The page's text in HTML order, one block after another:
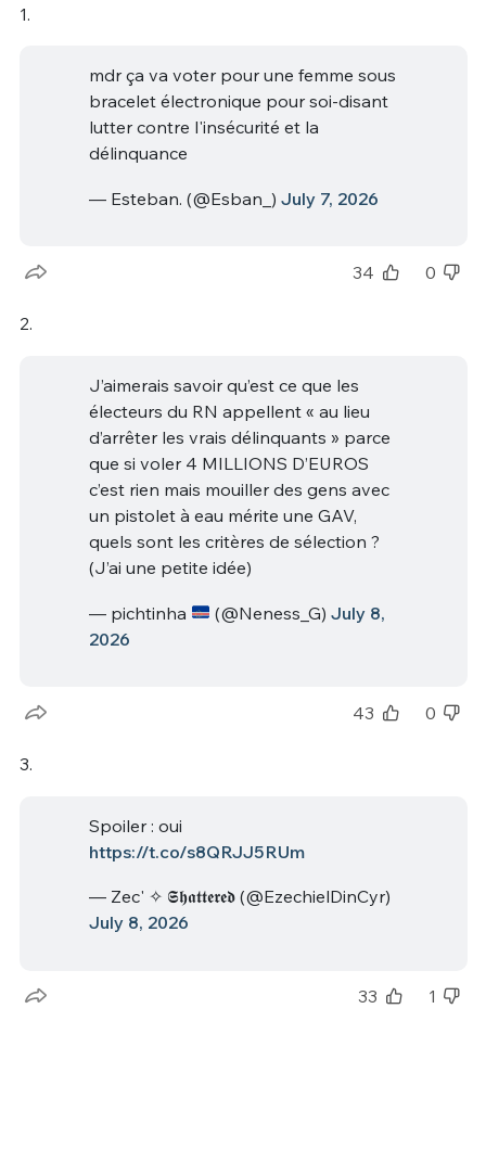
1.
mdr ça va voter pour une femme sous
bracelet électronique pour soi-disant
lutter contre l'insécurité et la
délinquance
— Esteban. (@Esban_) July 7, 2026
34 0
2.
J’aimerais savoir qu’est ce que les
électeurs du RN appellent « au lieu
d’arrêter les vrais délinquants » parce
que si voler 4 MILLIONS D’EUROS
c’est rien mais mouiller des gens avec
un pistolet à eau mérite une GAV,
quels sont les critères de sélection ?
(J’ai une petite idée)
— pichtinha (@Neness_G) July 8,
2026
43 0
3.
Spoiler : oui
https://t.co/s8QRJJ5RUm
— Zec' ✧ 𝕾𝖍𝖆𝖙𝖙𝖊𝖗𝖊𝖉 (@EzechielDinCyr)
July 8, 2026
33 1